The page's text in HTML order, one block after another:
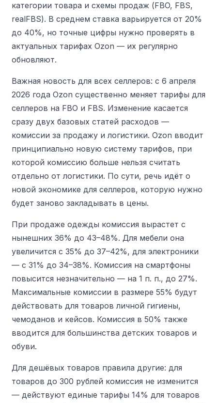
категории товара и схемы продаж (FBO, FBS,
realFBS). В среднем ставка варьируется от 20%
до 40%, но точные цифры нужно проверять в
актуальных тарифах Ozon — их регулярно
обновляют.
Важная новость для всех селлеров: с 6 апреля
2026 года Ozon существенно меняет тарифы для
селлеров на FBO и FBS. Изменение касается
сразу двух базовых статей расходов —
комиссии за продажу и логистики. Ozon вводит
принципиально новую систему тарифов, при
которой комиссию больше нельзя считать
отдельно от логистики. По сути, речь идёт о
новой экономике для селлеров, которую нужно
будет заново закладывать в цены.
При продаже одежды комиссия вырастет с
нынешних 36% до 43–48%. Для мебели она
увеличится с 35% до 37–42%, для электроники
— с 31% до 34–38%. Комиссия на смартфоны
повысится незначительно — на 1 п. п., до 27%.
Максимальные комиссии в размере 55% будут
действовать для товаров личной гигиены,
чемоданов и кейсов. Комиссия в 50% также
вводится для большинства детских товаров и
обуви.
Для дешёвых товаров правила другие: для
товаров до 300 рублей комиссия не изменится
— действуют единые тарифы 14% для товаров